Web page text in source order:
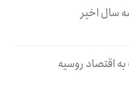
اقتصاد روسیه